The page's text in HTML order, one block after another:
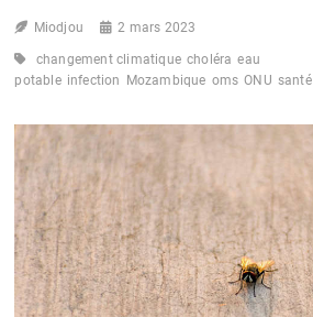
MILLIONS
D’ENFANTS
Miodjou 2 mars 2023
changement climatique choléra eau
potable infection Mozambique oms ONU santé